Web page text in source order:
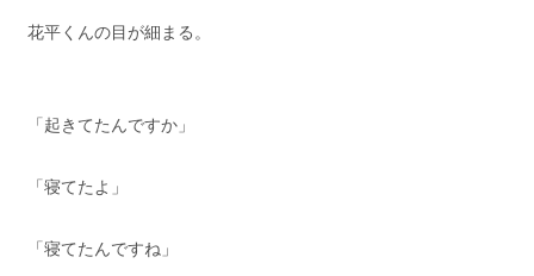
花平くんの目が細まる。
「起きてたんですか」
「寝てたよ」
「寝てたんですね」